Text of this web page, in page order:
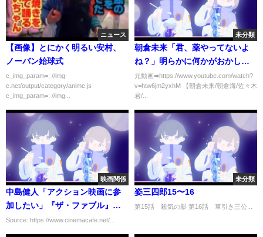
ニュース
【画像】とにかく明るい安村、
ノーバン始球式
c_img_param=; //img-
c.net/output/category/anime.js
c_img_param=; //img...
未分類
朝倉未来「君、薬やってないよ
ね？」明らかに何かがおかしい
ヤバイ応募者現るｗｗ
【BreakingDown/切り抜き】
元動画➡https://www.youtube.com/watch?
v=htw6jm2yxhM 【朝倉未来/朝倉海/佐々木
君/...
映画関係
中島健人「アクション映画に参
加したい」『ザ・ファブル』ア
クション監督を訪問
Source: https://www.cinemacafe.net/...
未分類
姿三四郎15〜16
第15話 殺気の影 第16話 車引き三公...